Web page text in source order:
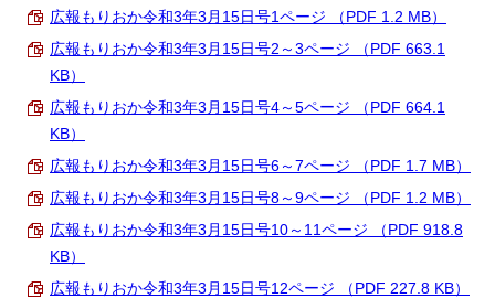
広報もりおか令和3年3月15日号1ページ （PDF 1.2 MB）
広報もりおか令和3年3月15日号2～3ページ （PDF 663.1
KB）
広報もりおか令和3年3月15日号4～5ページ （PDF 664.1
KB）
広報もりおか令和3年3月15日号6～7ページ （PDF 1.7 MB）
広報もりおか令和3年3月15日号8～9ページ （PDF 1.2 MB）
広報もりおか令和3年3月15日号10～11ページ （PDF 918.8
KB）
広報もりおか令和3年3月15日号12ページ （PDF 227.8 KB）